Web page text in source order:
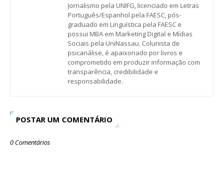
Jornalismo pela UNIFG, licenciado em Letras
Português/Espanhol pela FAESC, pós-
graduado em Linguística pela FAESC e
possui MBA em Marketing Digital e Mídias
Sociais pela UniNassau. Colunista de
psicanálise, é apaixonado por livros e
comprometido em produzir informação com
transparência, credibilidade e
responsabilidade.
POSTAR UM COMENTÁRIO
0 Comentários